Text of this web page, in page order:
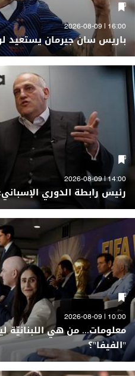
16:00 | 2026-08-09
باريس سان جيرمان يستعيد
14:00 | 2026-08-09
رئيس رابطة الدوري
10:00 | 2026-08-09
معلومات... من هي اللبنانيّة
"الفيفا"؟